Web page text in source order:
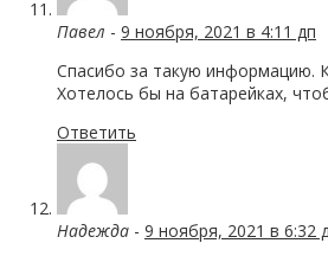
Павел - 9 ноября, 2021 в 4:11 дп
Спасибо за такую информацию.
Хотелось бы на батарейках,
Ответить
Надежда - 9 ноября, 2021 в 6:32